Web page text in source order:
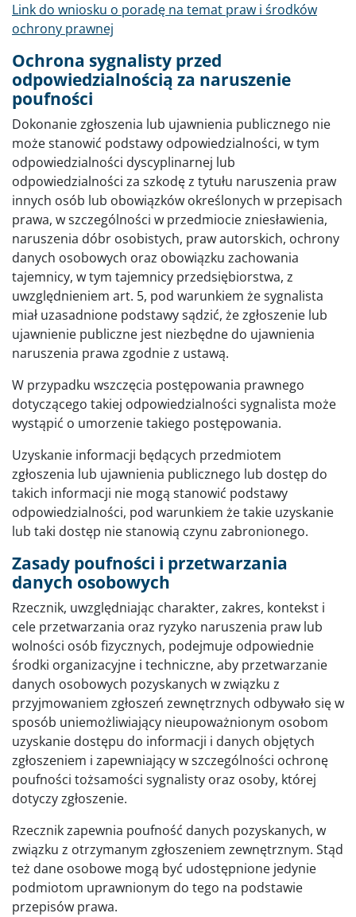
Link do wniosku o poradę na temat praw i środków
ochrony prawnej
Ochrona sygnalisty przed
odpowiedzialnością za naruszenie
poufności
Dokonanie zgłoszenia lub ujawnienia publicznego nie
może stanowić podstawy odpowiedzialności, w tym
odpowiedzialności dyscyplinarnej lub
odpowiedzialności za szkodę z tytułu naruszenia praw
innych osób lub obowiązków określonych w przepisach
prawa, w szczególności w przedmiocie zniesławienia,
naruszenia dóbr osobistych, praw autorskich, ochrony
danych osobowych oraz obowiązku zachowania
tajemnicy, w tym tajemnicy przedsiębiorstwa, z
uwzględnieniem art. 5, pod warunkiem że sygnalista
miał uzasadnione podstawy sądzić, że zgłoszenie lub
ujawnienie publiczne jest niezbędne do ujawnienia
naruszenia prawa zgodnie z ustawą.
W przypadku wszczęcia postępowania prawnego
dotyczącego takiej odpowiedzialności sygnalista może
wystąpić o umorzenie takiego postępowania.
Uzyskanie informacji będących przedmiotem
zgłoszenia lub ujawnienia publicznego lub dostęp do
takich informacji nie mogą stanowić podstawy
odpowiedzialności, pod warunkiem że takie uzyskanie
lub taki dostęp nie stanowią czynu zabronionego.
Zasady poufności i przetwarzania
danych osobowych
Rzecznik, uwzględniając charakter, zakres, kontekst i
cele przetwarzania oraz ryzyko naruszenia praw lub
wolności osób fizycznych, podejmuje odpowiednie
środki organizacyjne i techniczne, aby przetwarzanie
danych osobowych pozyskanych w związku z
przyjmowaniem zgłoszeń zewnętrznych odbywało się w
sposób uniemożliwiający nieupoważnionym osobom
uzyskanie dostępu do informacji i danych objętych
zgłoszeniem i zapewniający w szczególności ochronę
poufności tożsamości sygnalisty oraz osoby, której
dotyczy zgłoszenie.
Rzecznik zapewnia poufność danych pozyskanych, w
związku z otrzymanym zgłoszeniem zewnętrznym. Stąd
też dane osobowe mogą być udostępnione jedynie
podmiotom uprawnionym do tego na podstawie
przepisów prawa.